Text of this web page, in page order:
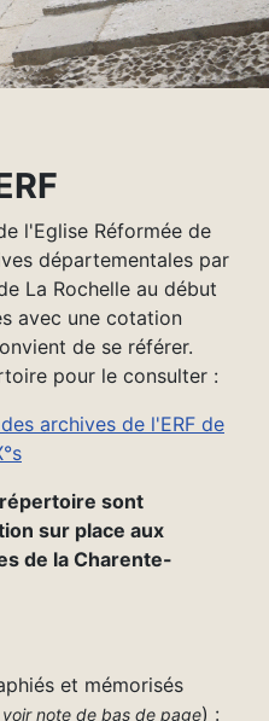
l'Eglise Réformée de
départementales par
La Rochelle au début
avec une cotation
de se référer.
pour le consulter :
archives de l'ERF de
sont
sur place aux
de la Charente-
et mémorisés
voir note de bas de page) :